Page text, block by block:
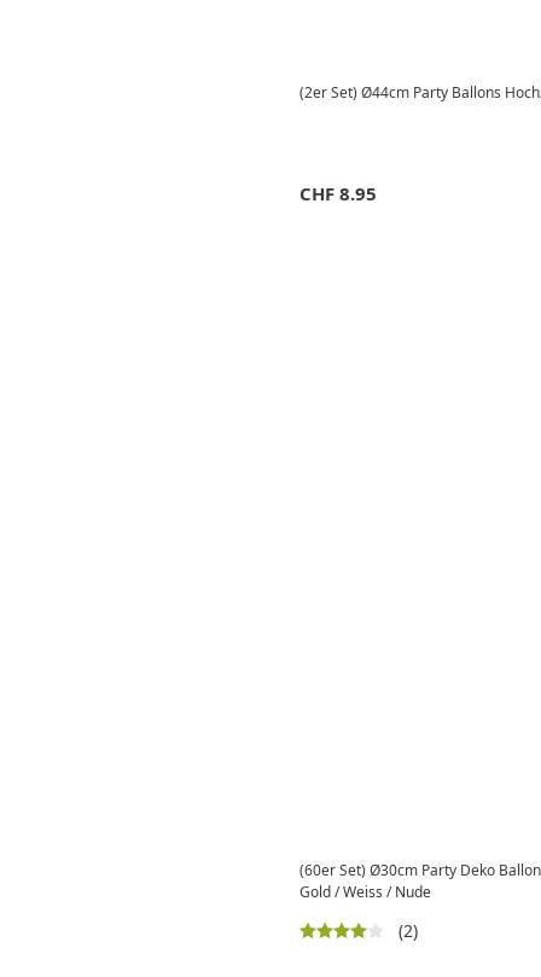
(2er Set) Ø44cm Party Ballons
CHF 8.95
(60er Set) Ø30cm Party Deko
Gold / Weiss / Nude
(2)